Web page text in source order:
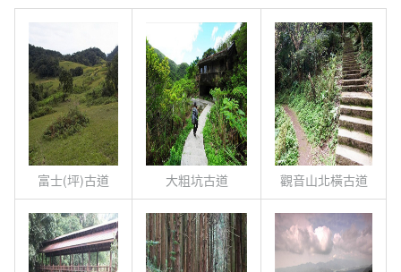
富士(坪)古道 大粗坑古道 觀音山北橫古道